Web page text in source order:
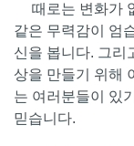
때로는 변화가
같은 무력감이 엄
신을 봅니다. 그리
상을 만들기 위해
는 여러분들이 있
믿습니다.